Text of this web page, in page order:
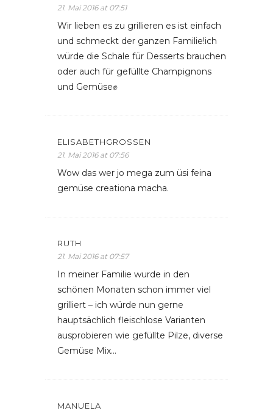
21. Mai 2016 at 07:51
Wir lieben es zu grillieren es ist einfach
und schmeckt der ganzen Familie!ich
würde die Schale für Desserts brauchen
oder auch für gefüllte Champignons
und Gemüse✊
ELISABETHGROSSEN
21. Mai 2016 at 07:56
Wow das wer jo mega zum üsi feina
gemüse creationa macha.
RUTH
21. Mai 2016 at 07:57
In meiner Familie wurde in den
schönen Monaten schon immer viel
grilliert – ich würde nun gerne
hauptsächlich fleischlose Varianten
ausprobieren wie gefüllte Pilze, diverse
Gemüse Mix…
MANUELA